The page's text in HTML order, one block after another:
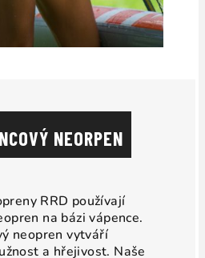
NEORPEN
RRD používají
na bázi vápence.
neopren vytváří
a hřejivost. Naše